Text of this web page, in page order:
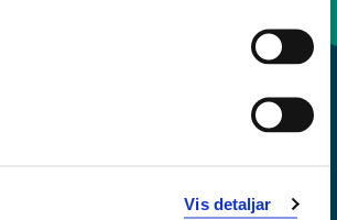
Vis detaljar
og beredskapsnummer